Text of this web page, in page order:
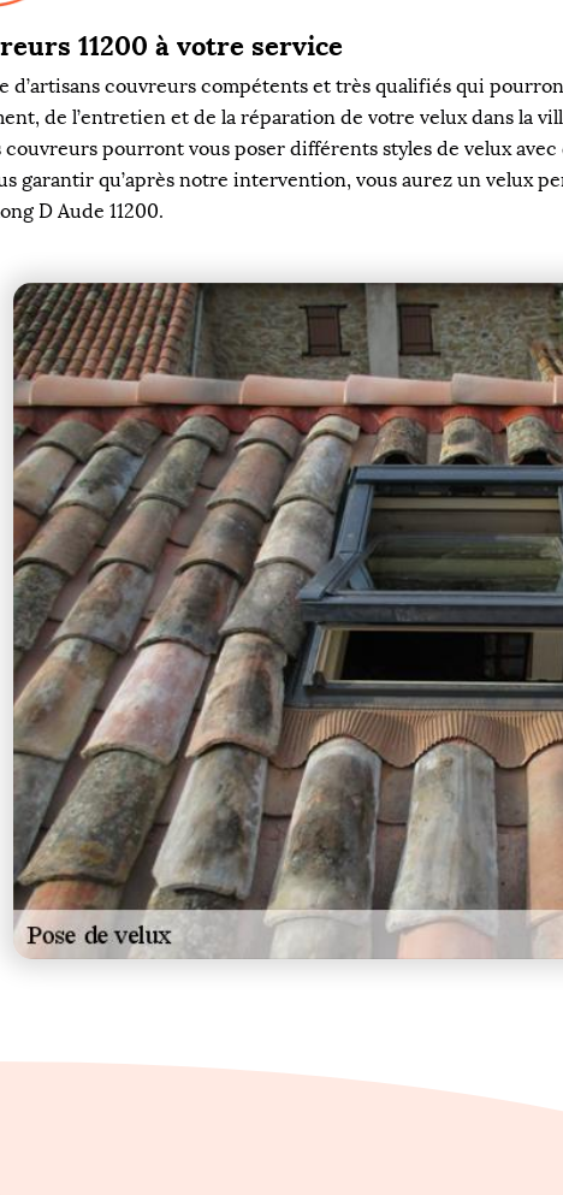
11200 à votre service
d’artisans couvreurs compétents et très qualifiés qui
de l’entretien et de la réparation de votre velux dans la
couvreurs pourront vous poser différents styles de velux
garantir qu’après notre intervention, vous aurez un velux
D Aude 11200.